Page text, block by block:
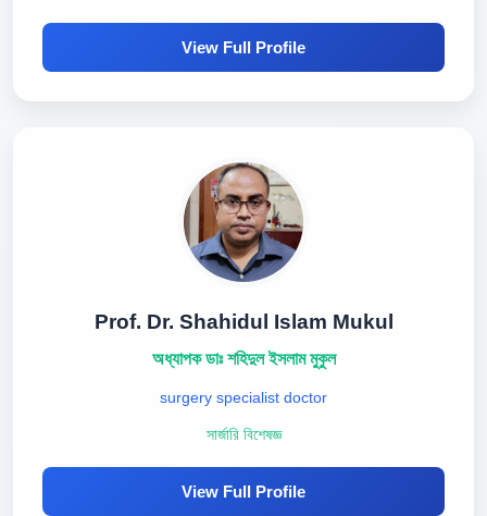
View Full Profile
Prof. Dr. Shahidul Islam Mukul
অধ্যাপক ডাঃ শহিদুল ইসলাম মুকুল
surgery specialist doctor
সার্জারি বিশেষজ্ঞ
View Full Profile